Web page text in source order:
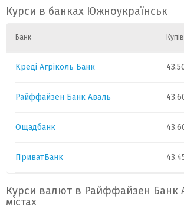
Курси в банках Южноукраїнськ
Банк
Креді Агріколь Банк
Райффайзен Банк Аваль
Ощадбанк
ПриватБанк
Курси валют в Райффайзен Банк
містах